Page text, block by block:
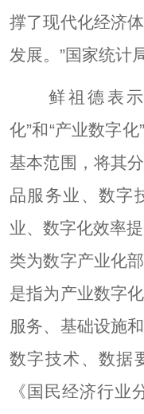
撑了现代化经济
发展。”国家统计
鲜祖德表示
化”和“产业数字
基本范围，将其
品服务业、数字
业、数字化效率
类为数字产业化
是指为产业数字
服务、基础设施
数字技术、数据
《国民经济行业